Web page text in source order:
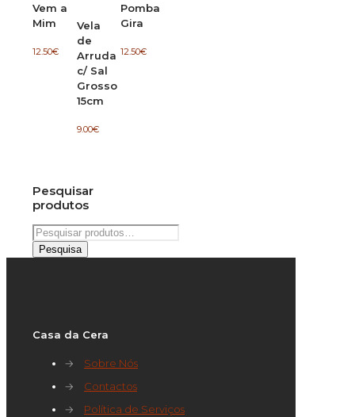
Vem a
Mim
12.50€
Vela
de
Arruda
c/ Sal
Grosso
15cm
9.00€
Pomba
Gira
12.50€
Pesquisar
produtos
Pesquisar
por:
Pesquisa
Casa da Cera
→
Sobre Nós
→
Contactos
→
Política de Serviços